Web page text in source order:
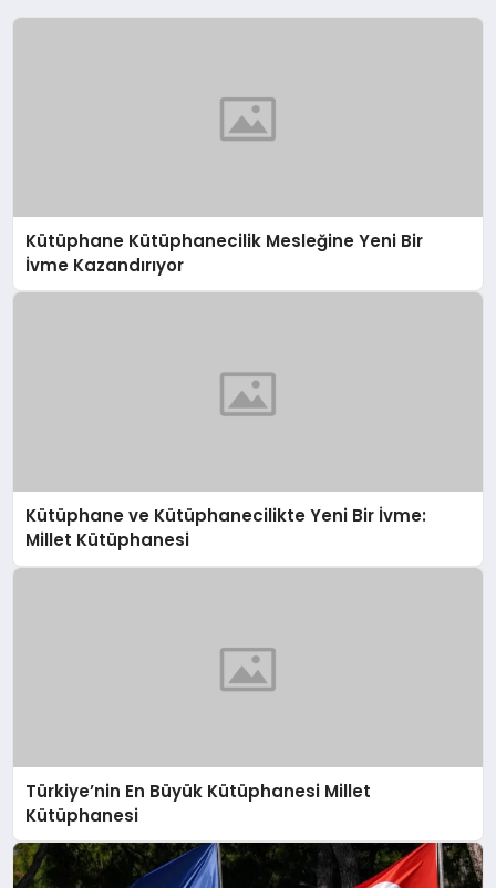
Kütüphane Kütüphanecilik Mesleğine Yeni Bir
İvme Kazandırıyor
Kütüphane ve Kütüphanecilikte Yeni Bir İvme:
Millet Kütüphanesi
Türkiye’nin En Büyük Kütüphanesi Millet
Kütüphanesi